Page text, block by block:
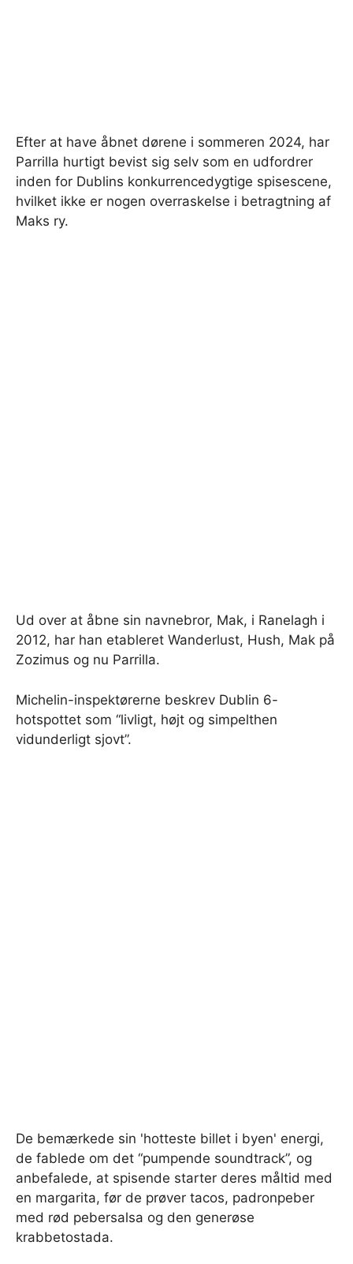
Efter at have åbnet dørene i sommeren 2024, har
Parrilla hurtigt bevist sig selv som en udfordrer
inden for Dublins konkurrencedygtige spisescene,
hvilket ikke er nogen overraskelse i betragtning af
Maks ry.
Ud over at åbne sin navnebror, Mak, i Ranelagh i
2012, har han etableret Wanderlust, Hush, Mak på
Zozimus og nu Parrilla.
Michelin-inspektørerne beskrev Dublin 6-
hotspottet som “livligt, højt og simpelthen
vidunderligt sjovt”.
De bemærkede sin 'hotteste billet i byen' energi,
de fablede om det “pumpende soundtrack”, og
anbefalede, at spisende starter deres måltid med
en margarita, før de prøver tacos, padronpeber
med rød pebersalsa og den generøse
krabbetostada.